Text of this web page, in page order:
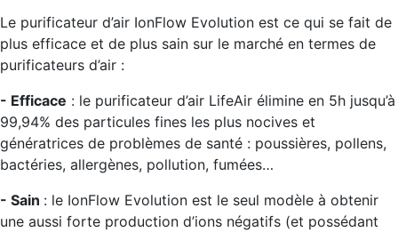
Le purificateur d’air IonFlow Evolution est ce qui se fait de
plus efficace et de plus sain sur le marché en termes de
purificateurs d’air :
- Efficace : le purificateur d’air LifeAir élimine en 5h jusqu’à
99,94% des particules fines les plus nocives et
génératrices de problèmes de santé : poussières, pollens,
bactéries, allergènes, pollution, fumées…
- Sain : le IonFlow Evolution est le seul modèle à obtenir
une aussi forte production d’ions négatifs (et possédant